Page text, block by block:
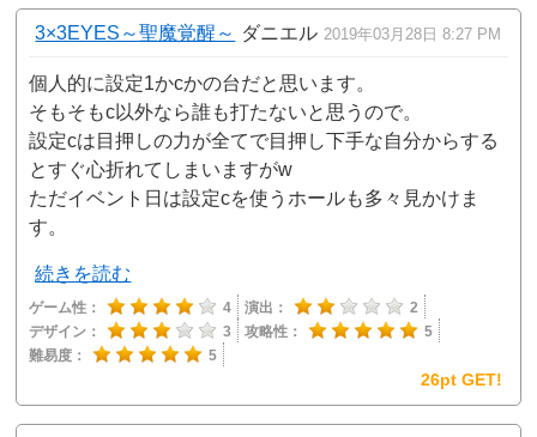
3×3EYES～聖魔覚醒～ ダニエル 2019年03月28日 8:27 PM
個人的に設定1かcかの台だと思います。
そもそもc以外なら誰も打たないと思うので。
設定cは目押しの力が全てで目押し下手な自分からする
とすぐ心折れてしまいますがw
ただイベント日は設定cを使うホールも多々見かけま
す。
続きを読む
ゲーム性： 4 演出：
2
デザイン：
3 攻略性：
5
難易度：
5
26pt GET!